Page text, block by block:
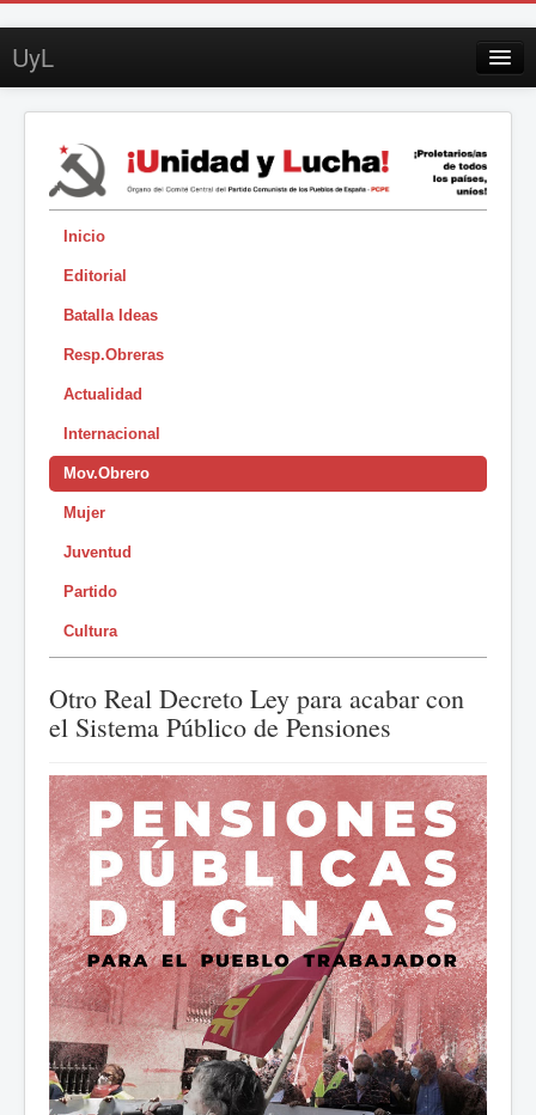
UyL
Suscripción
Sobre UyL
Edición impresa
Buscar
Inicio
Editorial
Batalla Ideas
Resp.Obreras
Actualidad
Internacional
Mov.Obrero
Mujer
Juventud
Partido
Cultura
Otro Real Decreto Ley para acabar con
el Sistema Público de Pensiones